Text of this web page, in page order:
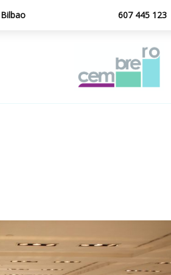
Bilbao 607 445 123